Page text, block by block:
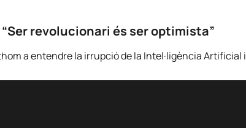
revolucionari és ser optimista”
a entendre la irrupció de la Intel·ligència